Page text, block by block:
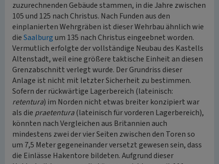
zuzurechnenden Gebäude stammen, in die Jahre zwischen
105 und 125 nach Christus. Nach Funden aus den
einplanierten Wehrgräben ist dieser Wehrbau ähnlich wie
dieSaalburgum 135 nach Christus eingeebnet worden.
Vermutlich erfolgte der vollständige Neubau des Kastells
Altenstadt, weil eine größere taktische Einheit an diesen
Grenzabschnitt verlegt wurde. Der Grundriss dieser
Anlage ist nicht mit letzter Sicherheit zu bestimmen.
Sofern der rückwärtige Lagerbereich (lateinisch:
retentura) im Norden nicht etwas breiter konzipiert war
als die praetentura(lateinisch für vorderen Lagerbereich),
könnten nach Vergleichen aus Britannien auch
mindestens zwei der vier Seiten zwischen den Toren so
um 7,5 Meter gegeneinander versetzt gewesen sein, dass
die Einlässe Hakentore bildeten. Aufgrund dieser